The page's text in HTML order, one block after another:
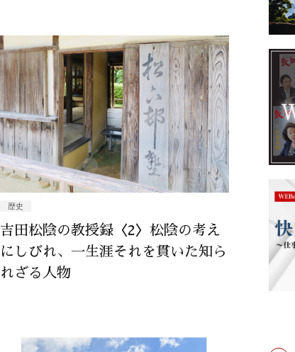
歴史
吉田松陰の教授録〈2〉松陰の考え
にしびれ、一生涯それを貫いた知ら
れざる人物